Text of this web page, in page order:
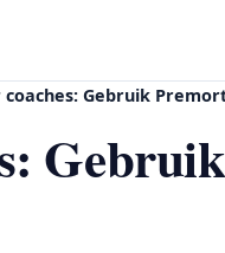
coaches: Gebruik
Gebruik